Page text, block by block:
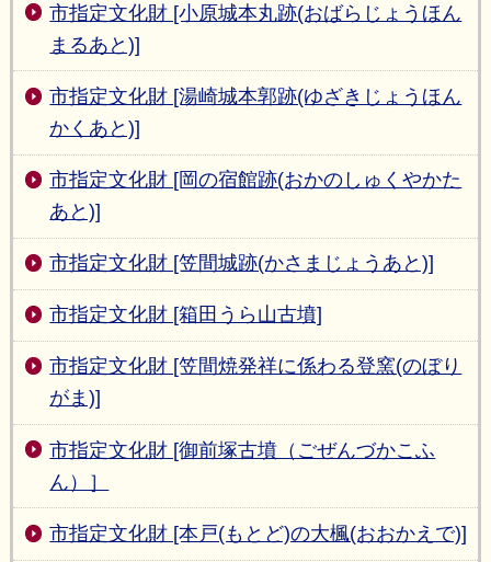
市指定文化財 [小原城本丸跡(おばらじょうほん
まるあと)]
市指定文化財 [湯崎城本郭跡(ゆざきじょうほん
かくあと)]
市指定文化財 [岡の宿館跡(おかのしゅくやかた
あと)]
市指定文化財 [笠間城跡(かさまじょうあと)]
市指定文化財 [箱田うら山古墳]
市指定文化財 [笠間焼発祥に係わる登窯(のぼり
がま)]
市指定文化財 [御前塚古墳（ごぜんづかこふ
ん）］
市指定文化財 [本戸(もとど)の大楓(おおかえで)]